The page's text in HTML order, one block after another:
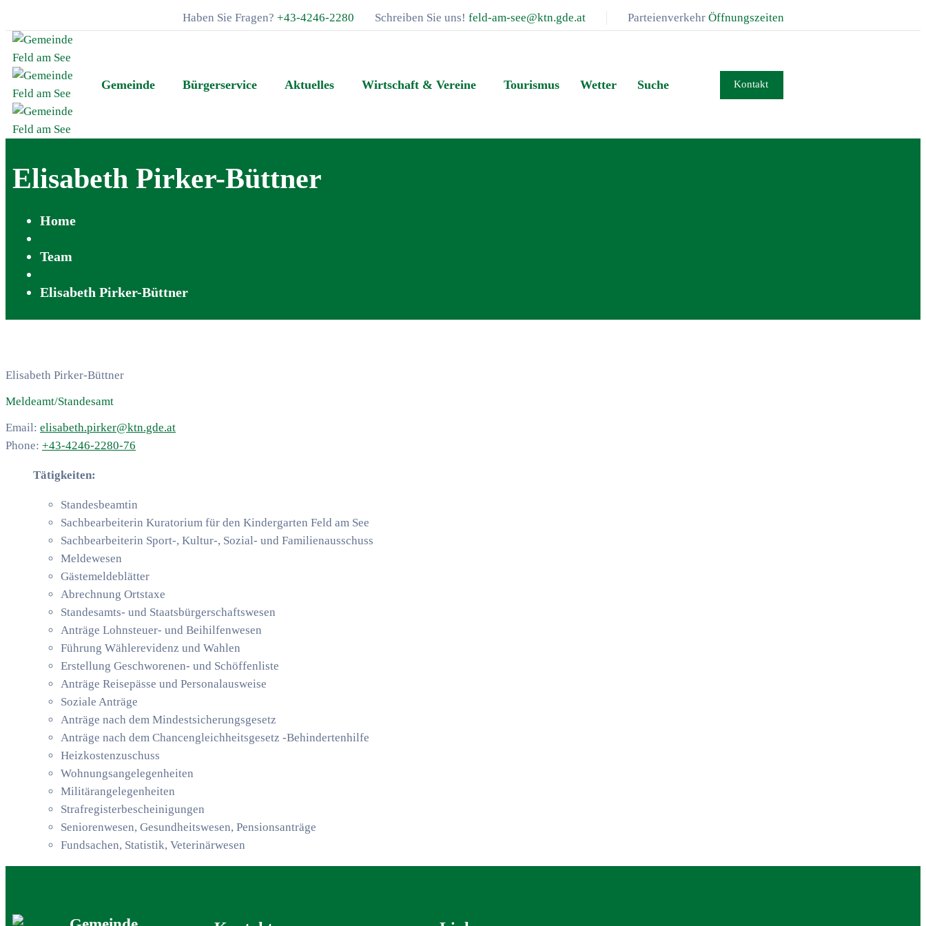
Haben Sie Fragen? +43-4246-2280 Schreiben Sie uns! feld-am-see@ktn.gde.at Parteienverkehr Öffnungszeiten
Gemeinde Bürgerservice Aktuelles Wirtschaft & Vereine Tourismus Wetter Suche Kontakt
Elisabeth Pirker-Büttner
Home
Team
Elisabeth Pirker-Büttner
Elisabeth Pirker-Büttner
Meldeamt/Standesamt
Email: elisabeth.pirker@ktn.gde.at
Phone: +43-4246-2280-76
Tätigkeiten:
Standesbeamtin
Sachbearbeiterin Kuratorium für den Kindergarten Feld am See
Sachbearbeiterin Sport-, Kultur-, Sozial- und Familienausschuss
Meldewesen
Gästemeldeblätter
Abrechnung Ortstaxe
Standesamts- und Staatsbürgerschaftswesen
Anträge Lohnsteuer- und Beihilfenwesen
Führung Wählerevidenz und Wahlen
Erstellung Geschworenen- und Schöffenliste
Anträge Reisepässe und Personalausweise
Soziale Anträge
Anträge nach dem Mindestsicherungsgesetz
Anträge nach dem Chancengleichheitsgesetz -Behindertenhilfe
Heizkostenzuschuss
Wohnungsangelegenheiten
Militärangelegenheiten
Strafregisterbescheinigungen
Seniorenwesen, Gesundheitswesen, Pensionsanträge
Fundsachen, Statistik, Veterinärwesen